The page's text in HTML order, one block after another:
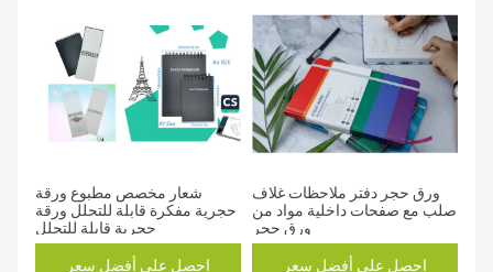
شعار مخصص مطبوع ورقة
حجرية مفكرة قابلة للتحلل ورقة
حجرية قابلة للتحلل
احصل على أفضل سعر
ورق حجر دفتر ملاحظات غلاف
صلب مع صفحات داخلية مواد من
ورق حجر
احصل على أفضل سعر